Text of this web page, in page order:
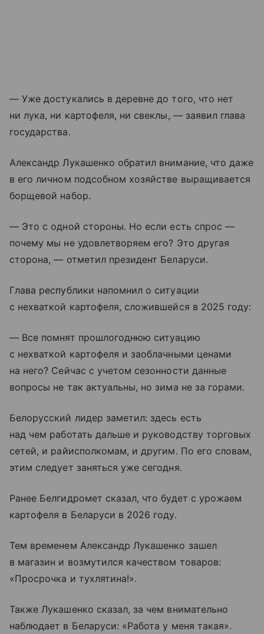
— Уже достукались в деревне до того, что нет
ни лука, ни картофеля, ни свеклы, — заявил глава
государства.
Александр Лукашенко обратил внимание, что даже
в его личном подсобном хозяйстве выращивается
борщевой набор.
— Это с одной стороны. Но если есть спрос —
почему мы не удовлетворяем его? Это другая
сторона, — отметил президент Беларуси.
Глава республики напомнил о ситуации
с нехваткой картофеля, сложившейся в 2025 году:
— Все помнят прошлогоднюю ситуацию
с нехваткой картофеля и заоблачными ценами
на него? Сейчас с учетом сезонности данные
вопросы не так актуальны, но зима не за горами.
Белорусский лидер заметил: здесь есть
над чем работать дальше и руководству торговых
сетей, и райисполкомам, и другим. По его словам,
этим следует заняться уже сегодня.
Ранее Белгидромет сказал, что будет с урожаем
картофеля в Беларуси в 2026 году.
Тем временем Александр Лукашенко зашел
в магазин и возмутился качеством товаров:
«Просрочка и тухлятина!».
Также Лукашенко сказал, за чем внимательно
наблюдает в Беларуси: «Работа у меня такая».